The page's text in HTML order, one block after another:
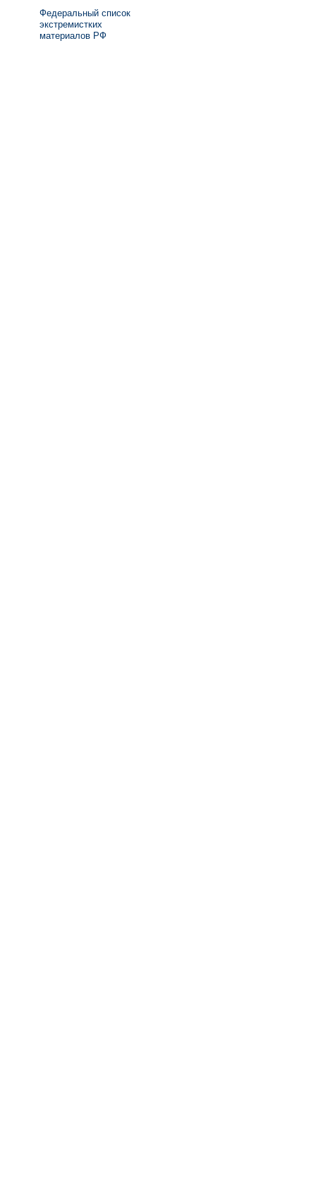
Федеральный список
экстремистких
материалов РФ